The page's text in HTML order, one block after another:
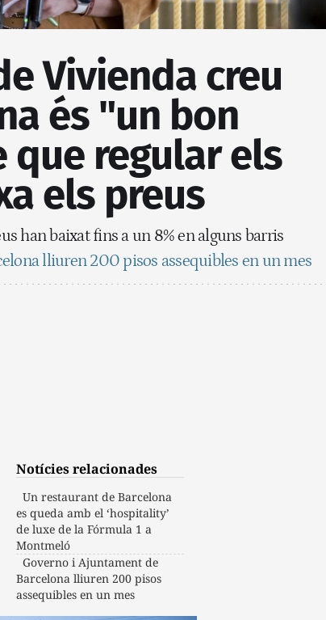
Vivienda creu
és "un bon
que regular els
els preus
han baixat fins a un 8% en alguns barris
lliuren 200 pisos assequibles en un mes
Notícies relacionades
Un restaurant de Barcelona
es queda amb el ‘hospitality’
de luxe de la Fórmula 1 a
Montmeló
Governo i Ajuntament de
Barcelona lliuren 200 pisos
assequibles en un mes